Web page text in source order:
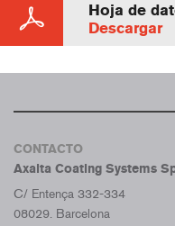
Hoja de
Descargar
CONTACTO
Axalta Coating Systems
C/ Entença 332-334
08029. Barcelona